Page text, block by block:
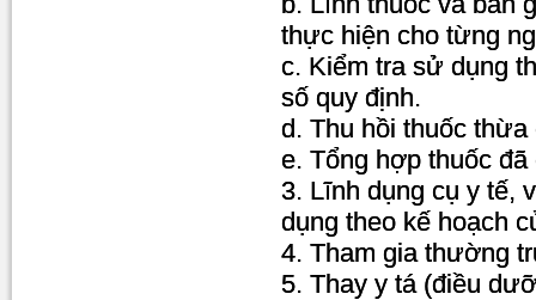
thực hiện cho từng
c. Kiểm tra sử dụng
số quy định.
d. Thu hồi thuốc
e. Tổng hợp thuốc
3. Lĩnh dụng cụ y tế,
dụng theo kế hoạch
4. Tham gia thường
5. Thay y tá (điều